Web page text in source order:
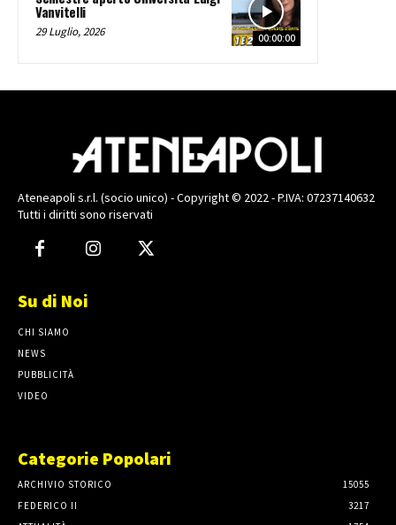
00:00:00
Vanvitelli
29 Luglio, 2026
Ateneapoli s.r.l. (socio unico) - Copyright © 2022 - P.IVA: 07237140632
Tutti i diritti sono riservati
Su di Noi
CHI SIAMO
NEWS
PUBBLICITÀ
VIDEO
Categorie Popolari
ARCHIVIO STORICO
15055
FEDERICO II
3217